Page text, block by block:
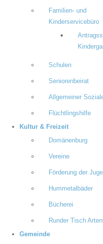
Familien- und
Kinderservicebüro
Schulen
Seniorenbeirat
Allgemeiner
Flüchtlingshilfe
Kultur & Freizeit
Domänenburg
Vereine
Förderung der
Hummetalbäder
Bücherei
Runder Tisch
Gemeinde